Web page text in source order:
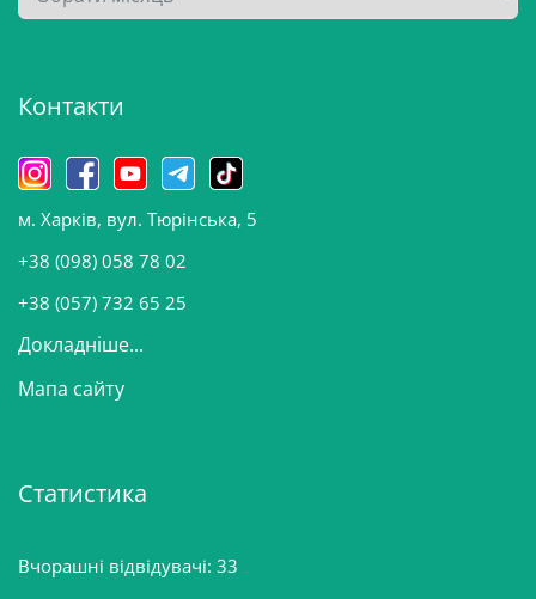
р
в
н
о
в
и
Контакти
м. Харків, вул. Тюрінська, 5
+38 (098) 058 78 02
+38 (057) 732 65 25
Докладніше...
Мапа сайту
Статистика
Вчорашні відвідувачі: 33